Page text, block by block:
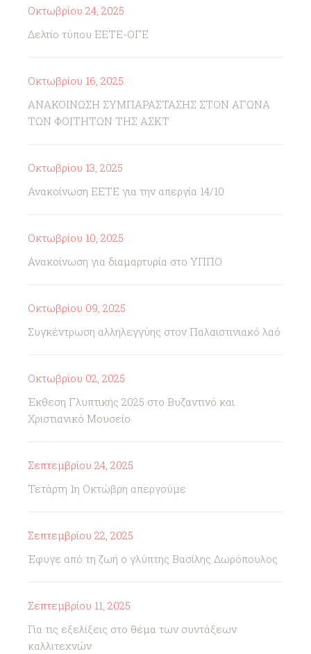
Οκτωβρίου 24, 2025
Δελτίο τύπου ΕΕΤΕ-ΟΓΕ
Οκτωβρίου 16, 2025
ΑΝΑΚΟΙΝΩΣΗ ΣΥΜΠΑΡΑΣΤΑΣΗΣ ΣΤΟΝ ΑΓΩΝΑ
ΤΩΝ ΦΟΙΤΗΤΩΝ ΤΗΣ ΑΣΚΤ
Οκτωβρίου 13, 2025
Ανακοίνωση ΕΕΤΕ για την απεργία 14/10
Οκτωβρίου 10, 2025
Ανακοίνωση για διαμαρτυρία στο ΥΠΠΟ
Οκτωβρίου 09, 2025
Συγκέντρωση αλληλεγγύης στον Παλαιστινιακό λαό
Οκτωβρίου 02, 2025
Έκθεση Γλυπτικής 2025 στο Βυζαντινό και
Χριστιανικό Μουσείο
Σεπτεμβρίου 24, 2025
Τετάρτη 1η Οκτώβρη απεργούμε
Σεπτεμβρίου 22, 2025
Έφυγε από τη ζωή ο γλύπτης Βασίλης Δωρόπουλος
Σεπτεμβρίου 11, 2025
Για τις εξελίξεις στο θέμα των συντάξεων
καλλιτεχνών